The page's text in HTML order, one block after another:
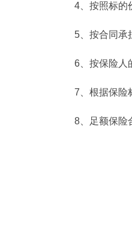
4、按照标的
5、按合同承
6、按保险人
7、根据保险
8、足额保险